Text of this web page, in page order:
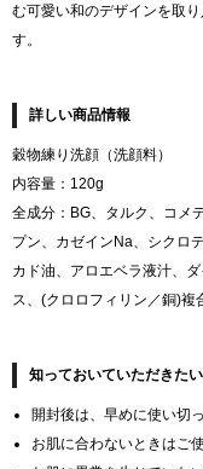
む可愛い和のデザインを取
す。
詳しい商品情報
穀物練り洗顔（洗顔料）
内容量：120g
全成分：BG、タルク、コメ
プン、カゼインNa、シクロ
カド油、アロエベラ液汁、
ス、(クロロフィリン／銅)複
知っておいていただきた
開封後は、早めに使い切
お肌に合わないときはご